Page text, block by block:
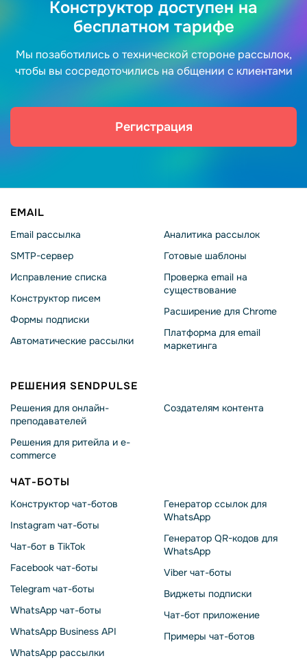
Конструктор доступен на
бесплатном тарифе
Мы позаботились о технической стороне рассылок,
чтобы вы сосредоточились на общении с клиентами
Регистрация
EMAIL
Email рассылка
SMTP-сервер
Исправление списка
Конструктор писем
Формы подписки
Автоматические рассылки
Аналитика рассылок
Готовые шаблоны
Проверка email на
существование
Расширение для Chrome
Платформа для email
маркетинга
РЕШЕНИЯ SENDPULSE
Решения для онлайн-
преподавателей
Решения для ритейла и e-
commerce
Создателям контента
ЧАТ-БОТЫ
Конструктор чат-ботов
Instagram чат-боты
Чат-бот в TikTok
Facebook чат-боты
Telegram чат-боты
WhatsApp чат-боты
WhatsApp Business API
WhatsApp рассылки
Генератор ссылок для
WhatsApp
Генератор QR-кодов для
WhatsApp
Viber чат-боты
Виджеты подписки
Чат-бот приложение
Примеры чат-ботов